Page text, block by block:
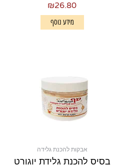
₪26.80
מידע נוסף
אבקות להכנת גלידה
בסיס להכנת גלידת יוגורט